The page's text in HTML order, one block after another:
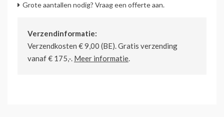
Grote aantallen nodig? Vraag een offerte aan.
Verzendinformatie:
Verzendkosten € 9,00 (BE). Gratis verzending
vanaf € 175,-. Meer informatie.